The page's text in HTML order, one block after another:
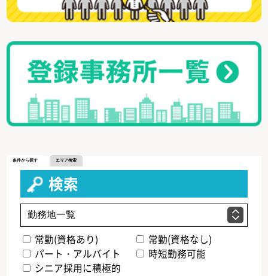
条件から探す エリア検索
検索
常勤(資格あり)
常勤(資格なし)
パート・アルバイト
時短勤務可能
シニア採用に積極的